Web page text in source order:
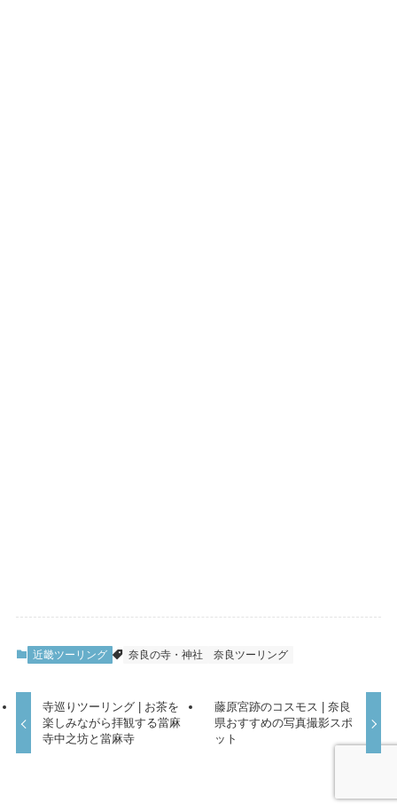
近畿ツーリング 奈良の寺・神社 奈良ツーリング
寺巡りツーリング | お茶を
楽しみながら拝観する當麻
寺中之坊と當麻寺
藤原宮跡のコスモス | 奈良
県おすすめの写真撮影スポ
ット